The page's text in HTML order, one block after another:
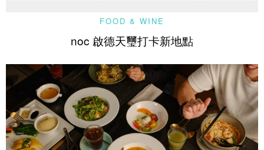
FOOD & WINE
noc 啟德天璽打卡新地點